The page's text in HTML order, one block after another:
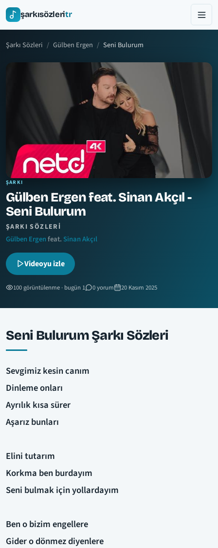
şarkısözleritr
Şarkı Sözleri Gülben Ergen Seni Bulurum
ŞARKI
Gülben Ergen feat. Sinan Akçıl -
Seni Bulurum
ŞARKI SÖZLERI
Gülben Ergenfeat. Sinan Akçıl
Videoyu izle
100 görüntülenme · bugün 1 0 yorum 20 Kasım 2025
Seni Bulurum Şarkı Sözleri
Sevgimiz kesin canım
Dinleme onları
Ayrılık kısa sürer
Aşarız bunları
Elini tutarım
Korkma ben burdayım
Seni bulmak için yollardayım
Ben o bizim engellere
Gider o dönmez diyenlere